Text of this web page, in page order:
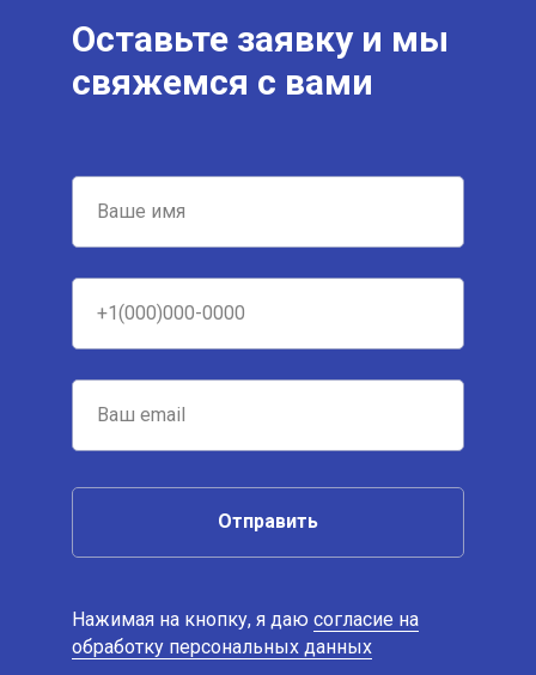
Оставьте заявку и мы
свяжемся с вами
Отправить
Нажимая на кнопку, я даю согласие на
обработку персональных данных